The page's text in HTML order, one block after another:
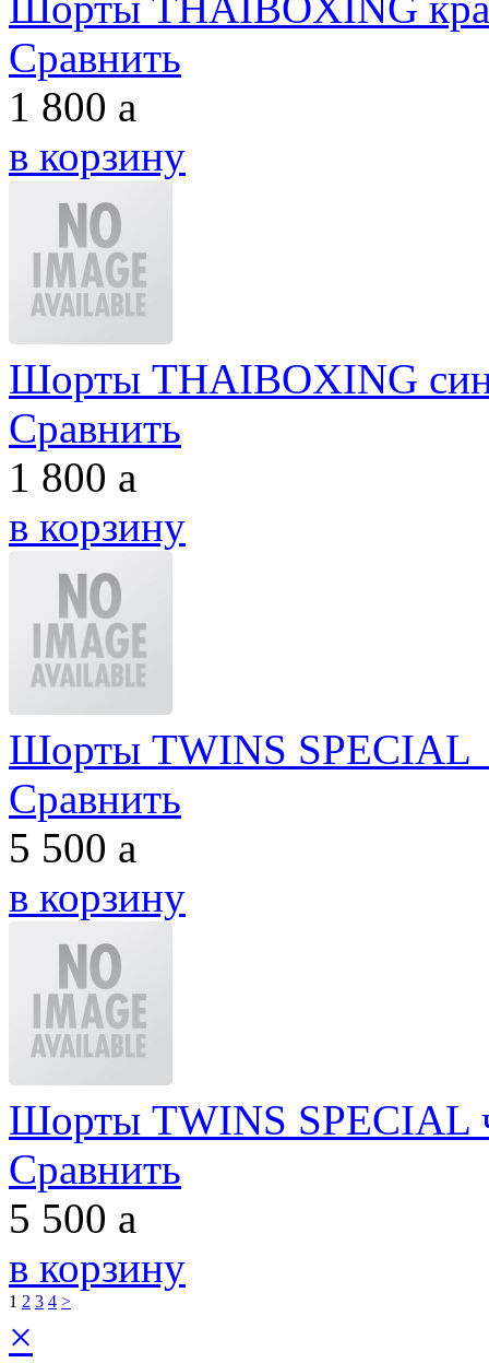
Сравнить
1 800 a
в корзину
Шорты THAIBOXING
Сравнить
1 800 a
в корзину
Шорты TWINS SPECIAL
Сравнить
5 500 a
в корзину
Шорты TWINS SPECIAL
Сравнить
5 500 a
в корзину
1 2 3 4 >
×